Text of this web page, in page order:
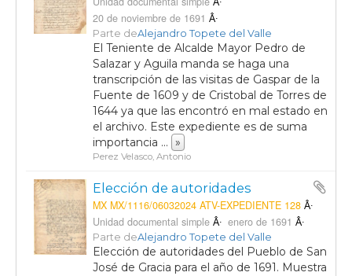
20 de noviembre de 1691
Parte deAlejandro Topete del Valle
El Teniente de Alcalde Mayor Pedro de
Salazar y Aguila manda se haga una
transcripción de las visitas de Gaspar de la
Fuente de 1609 y de Cristobal de Torres de
1644 ya que las encontró en mal estado en
el archivo. Este expediente es de suma
importancia ... »
Perez Velasco, Antonio
Elección de autoridades
MX MX/1116/06032024 ATV-EXPEDIENTE 128
Unidad documental simple
enero de 1691
Parte deAlejandro Topete del Valle
Elección de autoridades del Pueblo de San
José de Gracia para el año de 1691. Muestra